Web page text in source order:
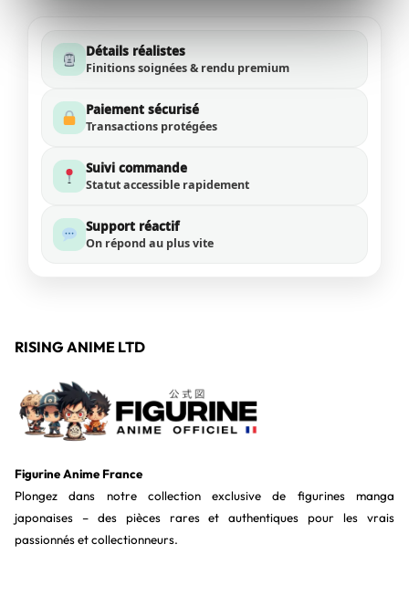
Détails réalistes
Finitions soignées & rendu premium
Paiement sécurisé
Transactions protégées
Suivi commande
Statut accessible rapidement
Support réactif
On répond au plus vite
RISING ANIME LTD
Figurine Anime France
Plongez dans notre collection exclusive de figurines manga
japonaises – des pièces rares et authentiques pour les vrais
passionnés et collectionneurs.